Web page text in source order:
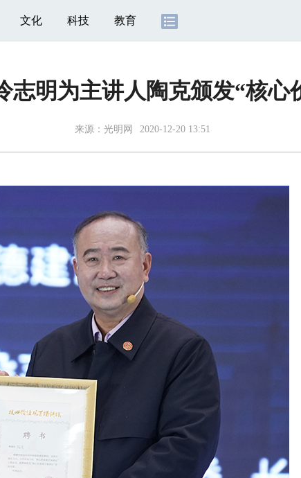
文化 科技 教育
志明为主讲人陶克颁发“核心
来源： 光明网 2020-12-20 13:51